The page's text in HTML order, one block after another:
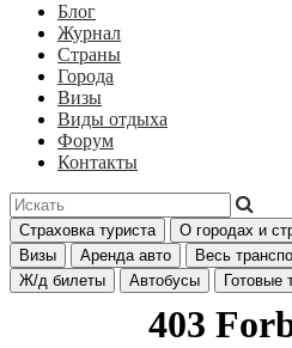
Блог
Журнал
Страны
Города
Визы
Виды отдыха
Форум
Контакты
Страховка туриста О городах и
Визы
Аренда авто Весь
Ж/д билеты
Автобусы Готовые